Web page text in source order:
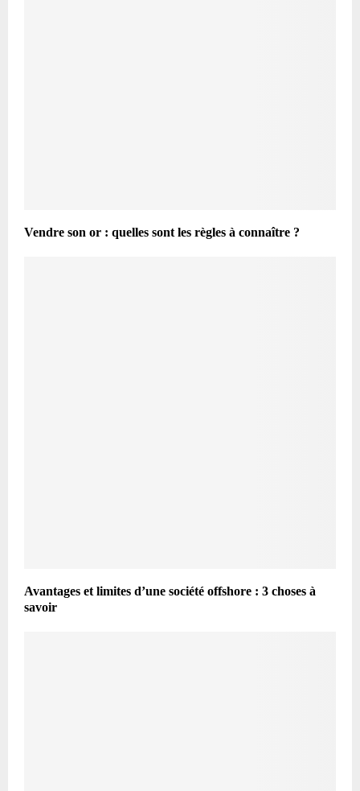
Vendre son or : quelles sont les règles à connaître ?
Avantages et limites d’une société offshore : 3 choses à
savoir